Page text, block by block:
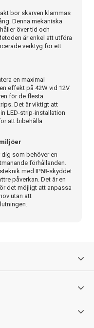
bör skarven klämmas
Denna mekaniska
över tid och
är enkel att utföra
verktyg för ett
en maximal
effekt på 42W vid 12V
för de flesta
Det är viktigt att
LED-strip-installation
att bibehålla
som behöver en
förhållanden.
med IP68-skyddet
påverkan. Det är en
det möjligt att anpassa
utan att